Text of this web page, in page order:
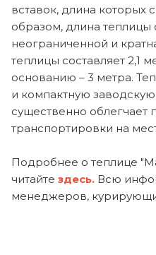
вставок, длина которых
образом, длина теплицы
неограниченной и
теплицы составляет 2,1
основанию – 3 метра.
и компактную заводскую
существенно облегчает
транспортировки на
Подробнее о теплице
читайте здесь. Всю
менеджеров,